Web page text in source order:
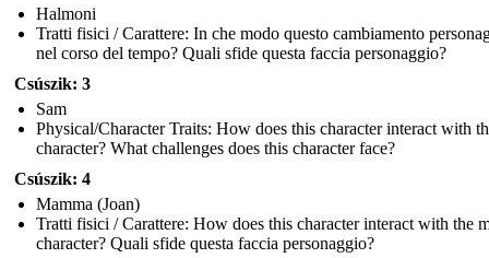
Halmoni
Tratti fisici / Carattere: In che modo questo cambiamento
nel corso del tempo? Quali sfide questa faccia personaggio?
Csúszik: 3
Sam
Physical/Character Traits: How does this character interact with
character? What challenges does this character face?
Csúszik: 4
Mamma (Joan)
Tratti fisici / Carattere: How does this character interact with the
character? Quali sfide questa faccia personaggio?